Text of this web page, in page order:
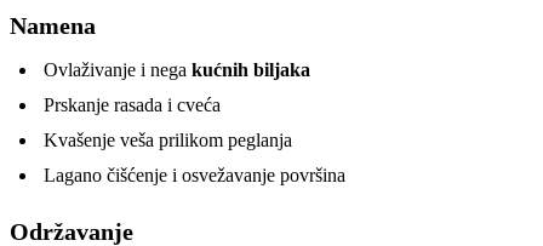
Namena
Ovlaživanje i nega kućnih biljaka
Prskanje rasada i cveća
Kvašenje veša prilikom peglanja
Lagano čišćenje i osvežavanje površina
Održavanje